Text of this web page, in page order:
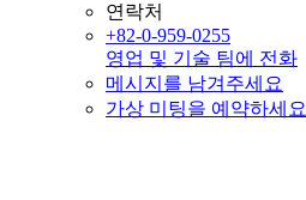
연락처
+82-0-959-0255
영업 및 기술 팀에 전화
메시지를 남겨주세요
가상 미팅을 예약하세요